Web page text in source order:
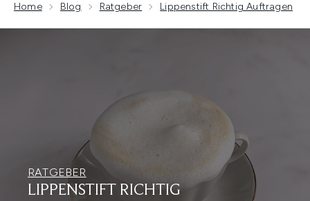
Home Blog Ratgeber Lippenstift Richtig Auftragen
RATGEBER
LIPPENSTIFT RICHTIG